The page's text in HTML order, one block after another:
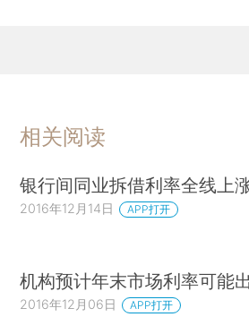
相关阅读
银行间同业拆借利率全线上
2016年12月14日 APP打开
机构预计年末市场利率可能
2016年12月06日 APP打开